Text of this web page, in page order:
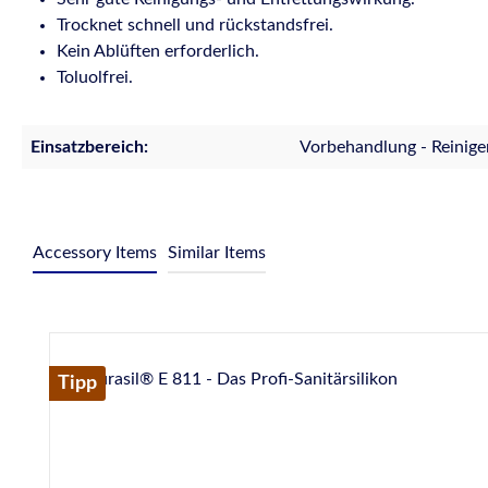
Trocknet schnell und rückstandsfrei.
Kein Ablüften erforderlich.
Toluolfrei.
Einsatzbereich: Vorbehandlung -
Accessory Items Similar Items
Tipp